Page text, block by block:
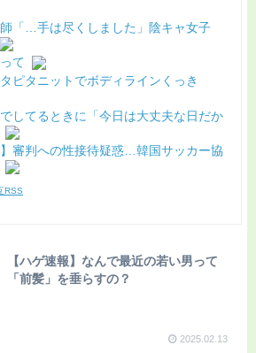
師「…手は尽くしました」陰キャ女子
て
ピタニットでボディラインくっき
でしてるときに「今日は大丈夫な日だか
】審判への性接待疑惑…韓国サッカー協
RSS
【ハゲ速報】なんで最近の若い男って
「前髪」を垂らすの？
2025.02.13